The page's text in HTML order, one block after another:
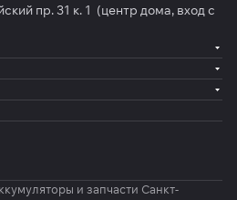
пр. 31 к. 1 (центр дома, вход с
и запчасти Санкт-